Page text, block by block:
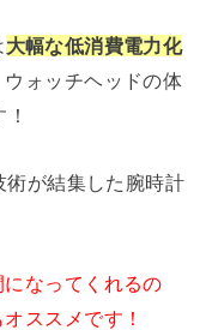
大幅な低消費電力化
ォッチヘッドの体
術が結集した腕時計
なってくれるの
ススメです！